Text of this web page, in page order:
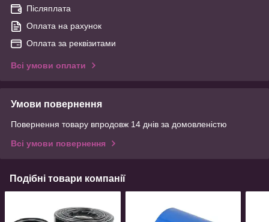
Післяплата
Оплата на рахунок
Оплата за реквізитами
Всі умови оплати
Умови повернення
Повернення товару впродовж 14 днів за домовленістю
Всі умови повернення
Подібні товари компанії